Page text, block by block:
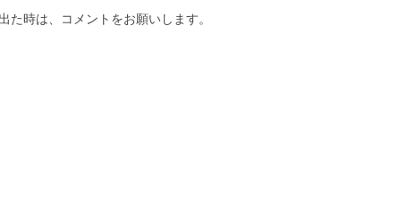
た時は、コメントをお願いします。